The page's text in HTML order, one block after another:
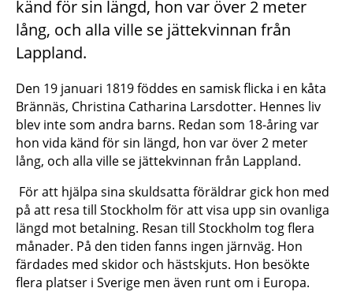
känd för sin längd, hon var över 2 meter
lång, och alla ville se jättekvinnan från
Lappland.
Den 19 januari 1819 föddes en samisk flicka i en kåta
Brännäs, Christina Catharina Larsdotter. Hennes liv
blev inte som andra barns. Redan som 18-åring var
hon vida känd för sin längd, hon var över 2 meter
lång, och alla ville se jättekvinnan från Lappland.
För att hjälpa sina skuldsatta föräldrar gick hon med
på att resa till Stockholm för att visa upp sin ovanliga
längd mot betalning. Resan till Stockholm tog flera
månader. På den tiden fanns ingen järnväg. Hon
färdades med skidor och hästskjuts. Hon besökte
flera platser i Sverige men även runt om i Europa.